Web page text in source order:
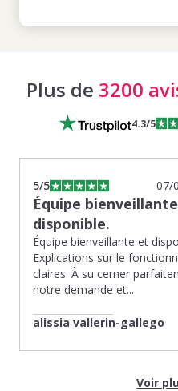
Plus de 3200
4.3/5
5/5 07/
Équipe
disponible.
Équipe bienveillante et
Explications sur le
claires. À su cerner
notre demande et...
alissia vallerin-gallego
Voir